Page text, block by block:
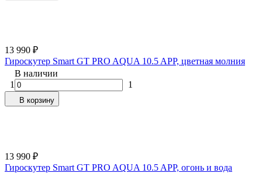
13 990 ₽
Гироскутер Smart GT PRO AQUA 10.5 APP, цветная молния
В наличии
1
1
В корзину
13 990 ₽
Гироскутер Smart GT PRO AQUA 10.5 APP, огонь и вода